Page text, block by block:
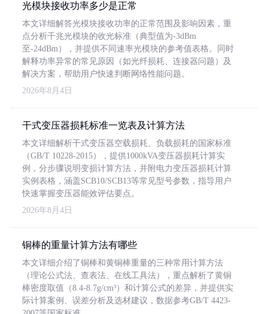
光模块接收功率多少是正常
本文详细解答光模块接收功率的正常范围及影响因素，重
点分析千兆光模块的收光标准（典型值为-3dBm
至-24dBm），并提供不同速率光模块的参考值表格。同时
解释功率异常的常见原因（如光纤损耗、连接器问题）及
解决方案，帮助用户快速判断网络性能问题。
2026年8月4日
干式变压器损耗标准一览表及计算方法
本文详细解析干式变压器空载损耗、负载损耗的国家标准
（GB/T 10228-2015），提供1000kVA变压器损耗计算实
例，分步骤说明变损计算方法，并附电力变压器损耗计算
实例表格，涵盖SCB10/SCB13等常见型号参数，指导用户
快速掌握变压器能效评估要点。
2026年8月4日
铜棒的重量计算方法有哪些
本文详细介绍了铜棒和黄铜棒重量的三种常用计算方法
（理论公式法、查表法、在线工具法），重点解析了黄铜
棒密度取值（8.4-8.7g/cm³）和计算公式的差异，并提供实
际计算案例、误差分析及选材建议，数据参考GB/T 4423-